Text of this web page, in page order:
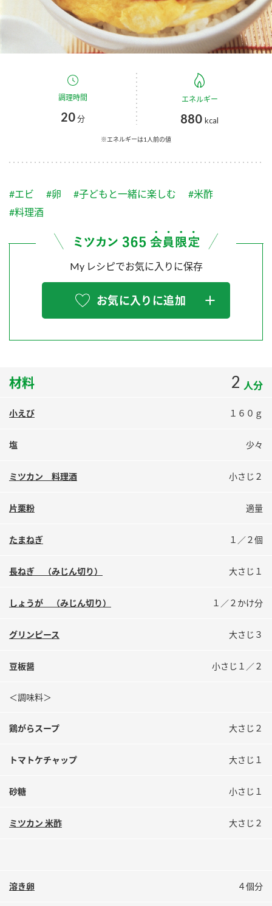
つゆ たれ
スープ 中華
ふりかけ おすしの素
炊き込みご飯の素 米飯用調味液
Fibee
Fibee（ファイビー）
くらしプラ酢
お酢ドリンク
つゆ
納豆のサイト
三ツ判山吹
スペシャルサイト
お酢を知ろう！
すしラボ
納豆の豆知識
企業情報
企業理念
ミツカンの歴史
ミツカンを知る
環境への取り組み
MIM（ミツカンミュージアム）
お客様相談センター
お客様の声をいかしました
販売終了製品のご案内
よくあるご質問
調理時間
20分
エネルギー
880 kcal
※エネルギーは1人前の値
#エビ #卵 #子どもと一緒に楽しむ
#米酢
#料理酒
My レシピでお気に入りに保存
お気に入りに追加
材料 2 人分
小えび １６０ｇ
塩 少々
ミツカン 料理酒 小さじ２
片栗粉 適量
たまねぎ １／２個
長ねぎ （みじん切り） 大さじ１
しょうが （みじん切り） １／２かけ分
グリンピース 大さじ３
豆板醤 小さじ１／２
＜調味料＞
鶏がらスープ 大さじ２
トマトケチャップ 大さじ１
砂糖 小さじ１
ミツカン 米酢 大さじ２
溶き卵 ４個分